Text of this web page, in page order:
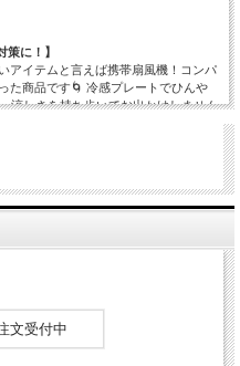
策に！】
アイテムと言えば携帯扇風機！コンパ
た商品です🌀 冷感プレートでひんや
涼しさを持ち歩いてお出かけしません
風力は、お好みに合わせてワンタッ
切り替えは上部ボタンを短押
ため、動作音が感じられる場合
文受付中